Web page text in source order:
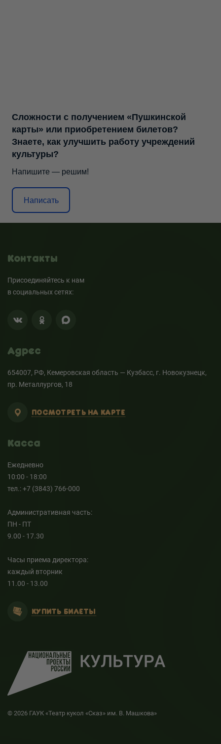
Сложности с получением «Пушкинской
карты» или приобретением билетов?
Знаете, как улучшить работу учреждений
культуры?
Напишите — решим!
Написать
Контакты
Присоединяйтесь к нам
в социальных сетях:
Адрес
654007, РФ, Кемеровская область — Кузбасс, г. Новокузнецк,
пр. Металлургов, 18
ПОСМОТРЕТЬ НА КАРТЕ
Касса
Ежедневно
10:00 - 18:00
тел.: +7 (3843) 766-000
Административная часть:
ПН - ПТ
9.00 - 17.30
Часы приема директора:
каждый вторник
11.00 - 13.00
КУПИТЬ БИЛЕТЫ
© 2026 ГАУК «Театр кукол «Сказ» им. В. Машкова»